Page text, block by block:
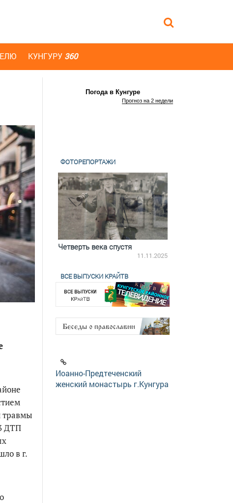
КУНГУРУ 360
травмы
ДТП
в г.
Погода в Кунгуре
Прогноз на 2 недели
ФОТОРЕПОРТАЖИ
пятилетки
18.12.2025
Четверть века спустя
11.11.2025
ВСЕ ВЫПУСКИ КРАЙТВ
Иоанно-Предтеченский
женский монастырь г.Кунгура